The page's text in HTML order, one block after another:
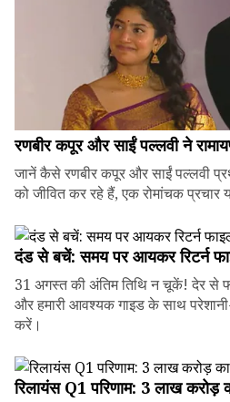
रणबीर कपूर और साईं पल्लवी ने
जानें कैसे रणबीर कपूर और साईं पल्लवी
को जीवित कर रहे हैं, एक रोमांचक प्रचार
दंड से बचें: समय पर आयकर रिटर्न
31 अगस्त की अंतिम तिथि न चूकें! देर से
और हमारी आवश्यक गाइड के साथ
करें।
रिलायंस Q1 परिणाम: ₹3 लाख करोड़